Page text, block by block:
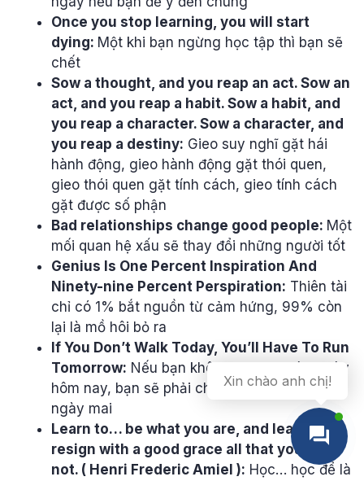
Once you stop learning, you will start
dying: Một khi bạn ngừng học tập thì bạn sẽ
chết
Sow a thought, and you reap an act. Sow an
act, and you reap a habit. Sow a habit, and
you reap a character. Sow a character, and
you reap a destiny: Gieo suy nghĩ gặt hái
hành động, gieo hành động gặt thói quen,
gieo thói quen gặt tính cách, gieo tính cách
gặt được số phận
Bad relationships change good people: Một
mối quan hệ xấu sẽ thay đổi những người tốt
Genius Is One Percent Inspiration And
Ninety-nine Percent Perspiration: Thiên tài
chỉ có 1% bắt nguồn từ cảm hứng, 99% còn
lại là mồ hôi bỏ ra
If You Don’t Walk Today, You’ll Have To Run
Tomorrow: Nếu bạn không bước đi vào ngày
hôm nay, bạn sẽ phải chạy thật nhanh vào
ngày mai
Learn to… be what you are, and learn to
resign with a good grace all that you are
not. ( Henri Frederic Amiel ): Học… học để là
Xin chào anh chị!